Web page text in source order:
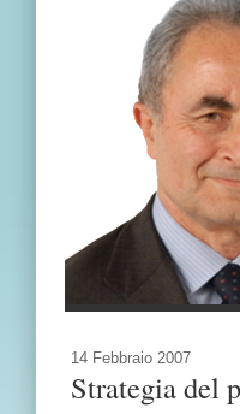
14 Febbraio 2007
Strategia del